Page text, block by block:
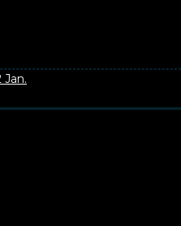
Jan.